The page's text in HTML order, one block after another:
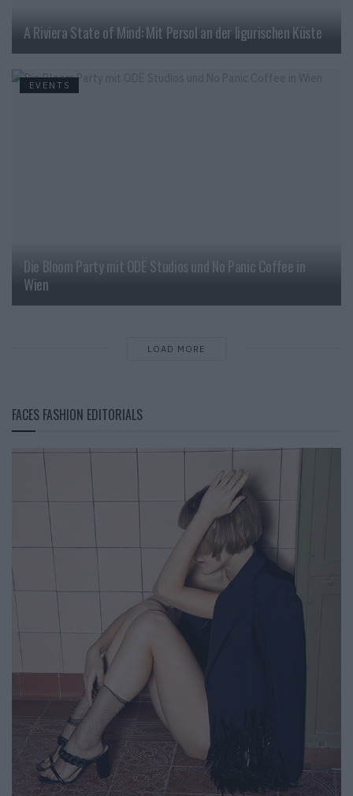
A Riviera State of Mind: Mit Persol an der ligurischen Küste
EVENTS
Die Bloom Party mit ODË Studios und No Panic Coffee in
Wien
LOAD MORE
FACES FASHION EDITORIALS